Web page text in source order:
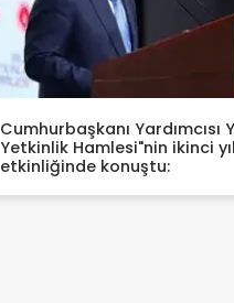
Cumhurbaşkanı Yardımcısı
Yetkinlik Hamlesi"nin ikinci
etkinliğinde konuştu: